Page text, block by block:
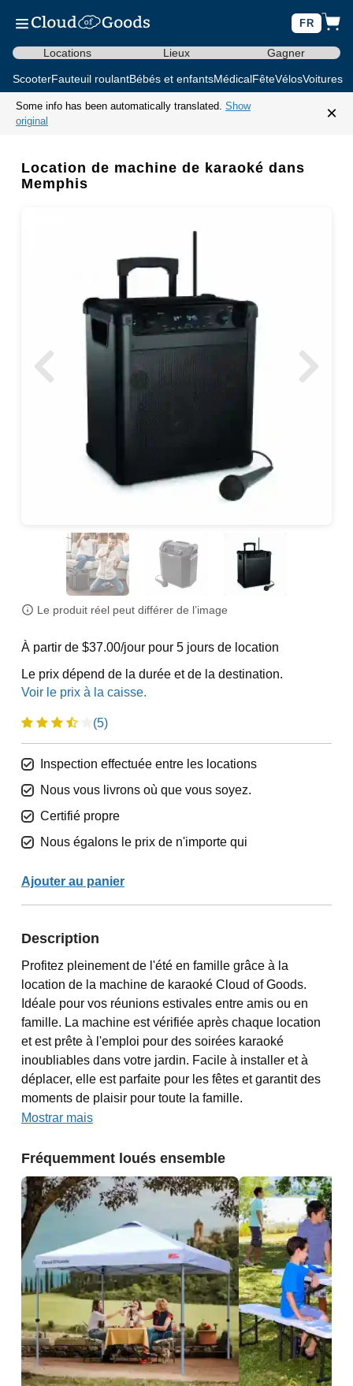
FR
Locations Lieux Gagner
ScooterFauteuil roulantBébés et enfantsMédicalFêteVélosVoitures
Some info has been automatically translated. Show
original
×
Location de machine de karaoké dans
Memphis
Le produit réel peut différer de l’image
À partir de $37.00/jour pour 5 jours de location
Le prix dépend de la durée et de la destination.
(5)
Inspection effectuée entre les locations
Nous vous livrons où que vous soyez.
Certifié propre
Nous égalons le prix de n'importe qui
Ajouter au panier
Description
Profitez pleinement de l'été en famille grâce à la
location de la machine de karaoké Cloud of Goods.
Idéale pour vos réunions estivales entre amis ou en
famille. La machine est vérifiée après chaque location
et est prête à l'emploi pour des soirées karaoké
inoubliables dans votre jardin. Facile à installer et à
déplacer, elle est parfaite pour les fêtes et garantit des
moments de plaisir pour toute la famille.
Mostrar mais
Fréquemment loués ensemble